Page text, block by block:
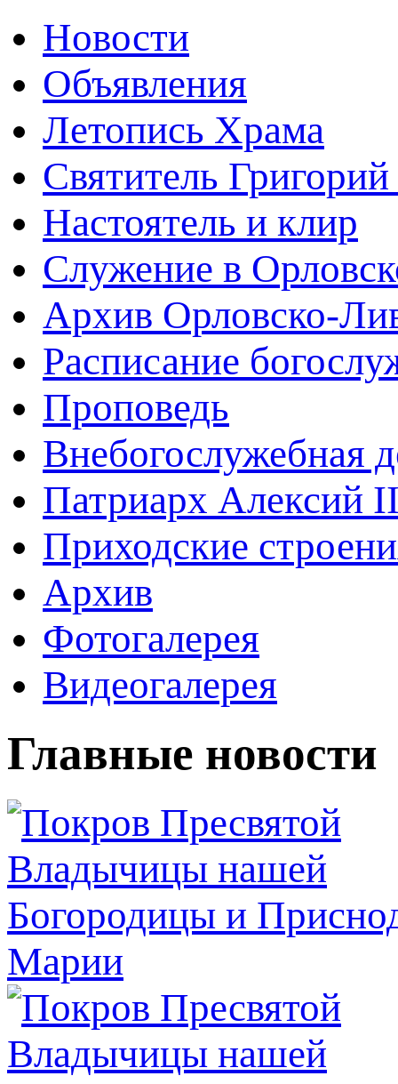
Новости
Объявления
Летопись Храма
Святитель
Настоятель и клир
Служение в
Архив Орловско-
Расписание
Проповедь
Внебогослужебная
Патриарх Алексий
Приходские
Архив
Фотогалерея
Видеогалерея
Главные новости